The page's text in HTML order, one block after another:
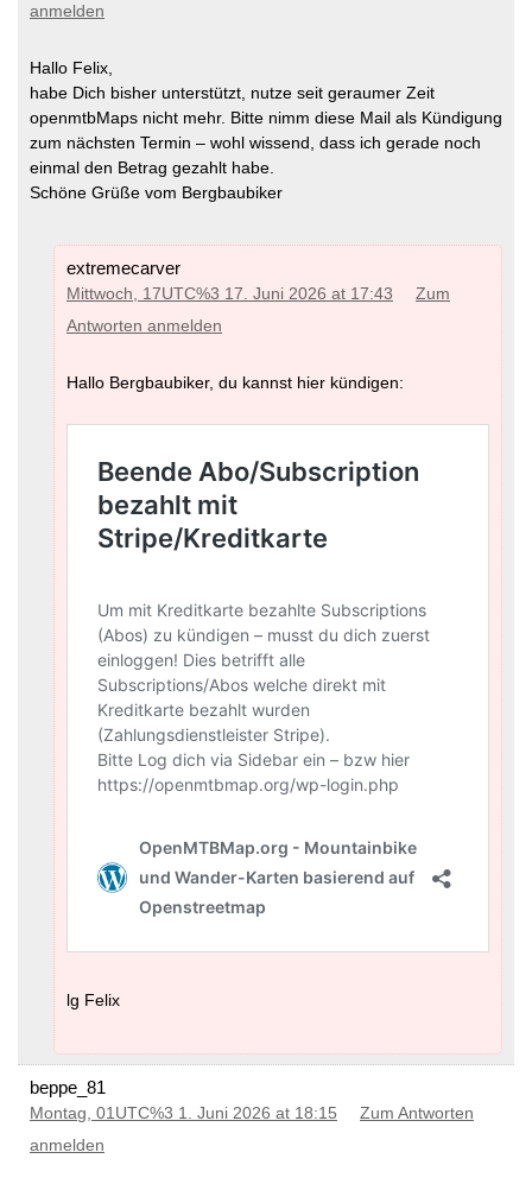
anmelden
Hallo Felix,
habe Dich bisher unterstützt, nutze seit geraumer Zeit
openmtbMaps nicht mehr. Bitte nimm diese Mail als Kündigung
zum nächsten Termin – wohl wissend, dass ich gerade noch
einmal den Betrag gezahlt habe.
Schöne Grüße vom Bergbaubiker
extremecarver
Mittwoch, 17UTC%3 17. Juni 2026 at 17:43
Zum
Antworten anmelden
Hallo Bergbaubiker, du kannst hier kündigen:
lg Felix
beppe_81
Montag, 01UTC%3 1. Juni 2026 at 18:15
Zum Antworten
anmelden